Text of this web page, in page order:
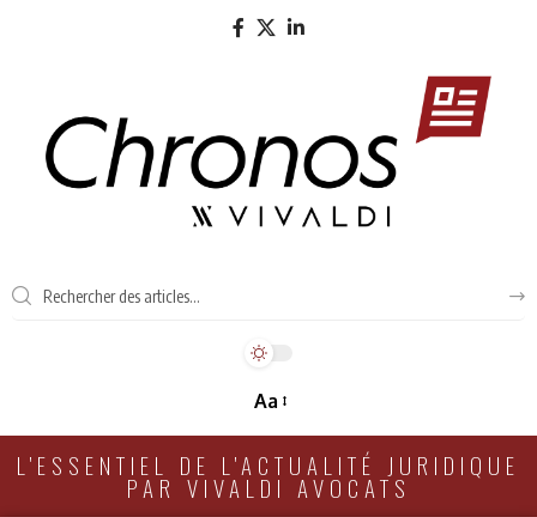
Aa
L'ESSENTIEL DE L'ACTUALITÉ JURIDIQUE
PAR VIVALDI AVOCATS